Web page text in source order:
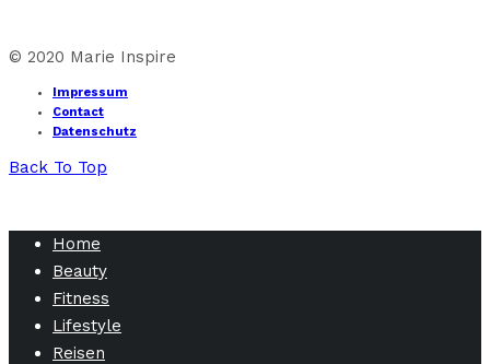
© 2020 Marie Inspire
Impressum
Contact
Datenschutz
Back To Top
Home
Beauty
Fitness
Lifestyle
Reisen